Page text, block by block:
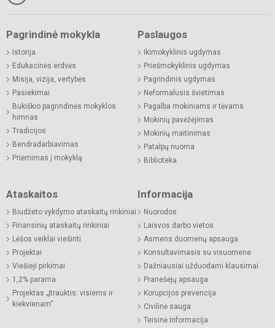
Pagrindinė mokykla
Istorija
Edukacinės erdvės
Misija, vizija, vertybės
Pasiekimai
Bukiškio pagrindinės mokyklos
himnas
Tradicijos
Bendradarbiavimas
Priėmimas į mokyklą
Paslaugos
Ikimokyklinis ugdymas
Priešmokyklinis ugdymas
Pagrindinis ugdymas
Neformalusis švietimas
Pagalba mokiniams ir tėvams
Mokinių pavėžėjimas
Mokinių maitinimas
Patalpų nuoma
Biblioteka
Ataskaitos
Biudžeto vykdymo ataskaitų rinkiniai
Finansinių ataskaitų rinkiniai
Lėšos veiklai viešinti
Projektai
Viešieji pirkimai
1,2% parama
Projektas „Įtrauktis: visiems ir
kiekvienam“
Informacija
Nuorodos
Laisvos darbo vietos
Asmens duomenų apsauga
Konsultavimasis su visuomene
Dažniausiai užduodami klausimai
Pranešėjų apsauga
Korupcijos prevencija
Civilinė sauga
Teisinė informacija